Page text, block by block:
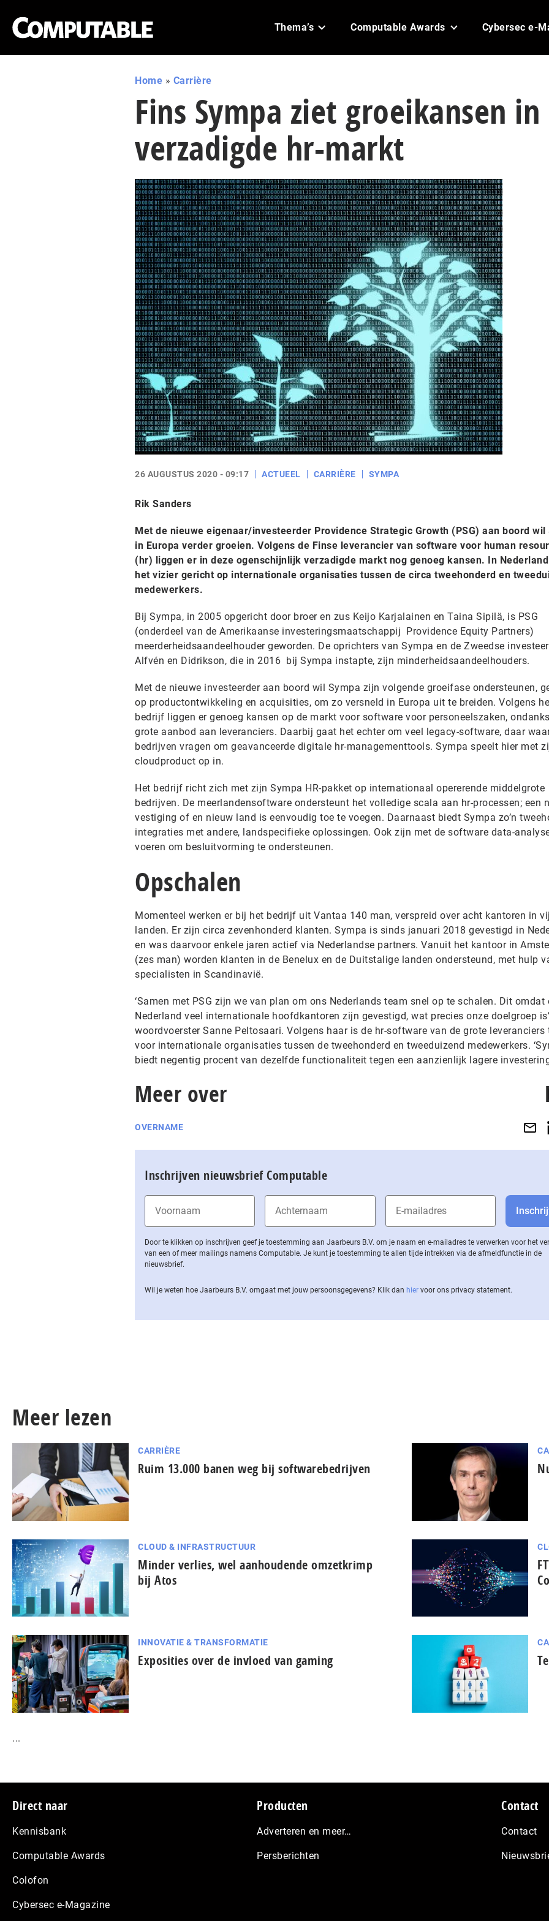
Thema’s Computable Awards Cybersec e-
Home » Carrière
Fins Sympa ziet groeikansen in
verzadigde hr-markt
26 AUGUSTUS 2020 - 09:17 ACTUEEL CARRIÈRE SYMPA
Rik Sanders
Met de nieuwe eigenaar/investeerder Providence Strategic Growth (PSG) aan boord wil
in Europa verder groeien. Volgens de Finse leverancier van software voor human
(hr) liggen er in deze ogenschijnlijk verzadigde markt nog genoeg kansen. In
het vizier gericht op internationale organisaties tussen de circa tweehonderd en
medewerkers.
Bij Sympa, in 2005 opgericht door broer en zus Keijo Karjalainen en Taina Sipilä, is PSG
(onderdeel van de Amerikaanse investeringsmaatschappij Providence Equity Partners)
meerderheidsaandeelhouder geworden. De oprichters van Sympa en de Zweedse
Alfvén en Didrikson, die in 2016 bij Sympa instapte, zijn minderheidsaandeelhouders.
Met de nieuwe investeerder aan boord wil Sympa zijn volgende groeifase ondersteunen,
op productontwikkeling en acquisities, om zo versneld in Europa uit te breiden. Volgens
bedrijf liggen er genoeg kansen op de markt voor software voor personeelszaken,
grote aanbod aan leveranciers. Daarbij gaat het echter om veel legacy-software, daar
bedrijven vragen om geavanceerde digitale hr-managementtools. Sympa speelt hier met
cloudproduct op in.
Het bedrijf richt zich met zijn Sympa HR-pakket op internationaal opererende middelgrote
bedrijven. De meerlandensoftware ondersteunt het volledige scala aan hr-processen; een
vestiging of en nieuw land is eenvoudig toe te voegen. Daarnaast biedt Sympa zo’n
integraties met andere, landspecifieke oplossingen. Ook zijn met de software data-
voeren om besluitvorming te ondersteunen.
Opschalen
Momenteel werken er bij het bedrijf uit Vantaa 140 man, verspreid over acht kantoren in
landen. Er zijn circa zevenhonderd klanten. Sympa is sinds januari 2018 gevestigd in
en was daarvoor enkele jaren actief via Nederlandse partners. Vanuit het kantoor in
(zes man) worden klanten in de Benelux en de Duitstalige landen ondersteund, met hulp
specialisten in Scandinavië.
‘Samen met PSG zijn we van plan om ons Nederlands team snel op te schalen. Dit omdat
Nederland veel internationale hoofdkantoren zijn gevestigd, wat precies onze doelgroep
woordvoerster Sanne Peltosaari. Volgens haar is de hr-software van de grote leveranciers
voor internationale organisaties tussen de tweehonderd en tweeduizend medewerkers.
biedt negentig procent van dezelfde functionaliteit tegen een aanzienlijk lagere
Meer over
OVERNAME
Inschrijven nieuwsbrief Computable
Door te klikken op inschrijven geef je toestemming aan Jaarbeurs B.V. om je naam en e-mailadres te verwerken voor het
van een of meer mailings namens Computable. Je kunt je toestemming te allen tijde intrekken via de af­meld­func­tie in de
nieuwsbrief.
Wil je weten hoe Jaarbeurs B.V. omgaat met jouw per­soons­ge­ge­vens? Klik dan hier voor ons privacy statement.
Meer lezen
CARRIÈRE
Ruim 13.000 banen weg bij softwarebedrijven
CLOUD & INFRASTRUCTUUR
Minder verlies, wel aanhoudende omzetkrimp
bij Atos
INNOVATIE & TRANSFORMATIE
Exposities over de invloed van gaming
...
Footer
Direct naar
Kennisbank
Computable Awards
Colofon
Cybersec e-Magazine
Producten
Adverteren en meer…
Persberichten
Contact
Contact